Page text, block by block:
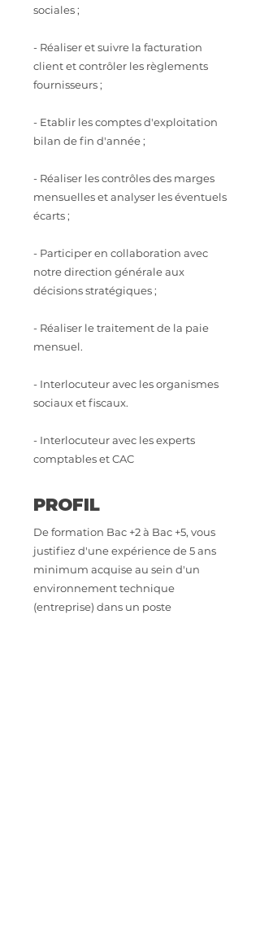
sociales ;
- Réaliser et suivre la facturation
client et contrôler les règlements
fournisseurs ;
- Etablir les comptes d'exploitation
bilan de fin d'année ;
- Réaliser les contrôles des marges
mensuelles et analyser les éventuels
écarts ;
- Participer en collaboration avec
notre direction générale aux
décisions stratégiques ;
- Réaliser le traitement de la paie
mensuel.
- Interlocuteur avec les organismes
sociaux et fiscaux.
- Interlocuteur avec les experts
comptables et CAC
PROFIL
De formation Bac +2 à Bac +5, vous
justifiez d'une expérience de 5 ans
minimum acquise au sein d'un
environnement technique
(entreprise) dans un poste